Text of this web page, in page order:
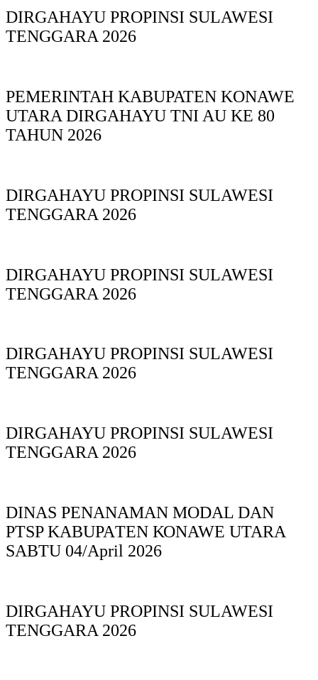
DIRGAHAYU PROPINSI SULAWESI
TENGGARA 2026
PEMERINTAH KABUPATEN KONAWE
UTARA DIRGAHAYU TNI AU KE 80
TAHUN 2026
DIRGAHAYU PROPINSI SULAWESI
TENGGARA 2026
DIRGAHAYU PROPINSI SULAWESI
TENGGARA 2026
DIRGAHAYU PROPINSI SULAWESI
TENGGARA 2026
DIRGAHAYU PROPINSI SULAWESI
TENGGARA 2026
DINAS PΕΝΑΝΑΜAN MODAL DAN
PTSP KABUPAΤΕΝ ΚΟNAWE UTARA
SABTU 04/April 2026
DIRGAHAYU PROPINSI SULAWESI
TENGGARA 2026